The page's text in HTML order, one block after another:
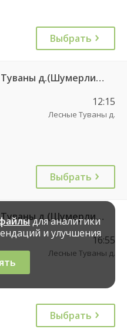
Выбрать
Шумерля г. ДКП — Малые Туваны д.(Шумерлинский р-н) 114
12:15
Лесные Туваны д.
Выбрать
Шумерля г. ДКП — Малые Туваны д.(Шумерлинский р-н) 114
16:55
Лесные Туваны д.
Выбрать
для аналитики
и улучшения